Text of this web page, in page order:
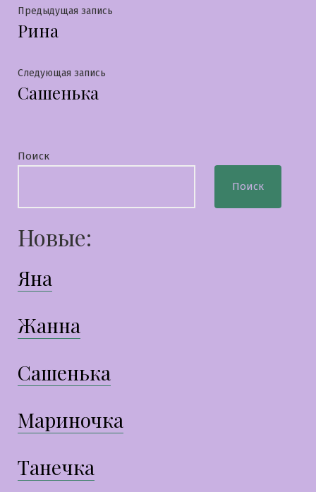
Навигация
по
записям
Предыдущая запись
Рина
Следующая запись
Сашенька
Поиск
Поиск
Новые:
Яна
Жанна
Сашенька
Мариночка
Танечка